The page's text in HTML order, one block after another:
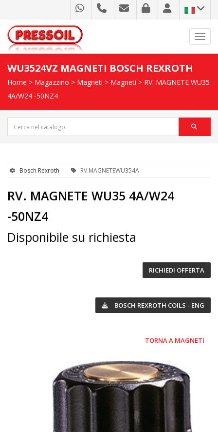
WU3524VZ MAGNETI BOSCH REXROTH
Home > Magazzino > Magneti > Magneti > RV. MAGNETE WU35
4A/W24 -50NZ4
Bosch Rexroth RV.MAGNETEWU354A
RV. MAGNETE WU35 4A/W24
-50NZ4
Disponibile su richiesta
RICHIEDI OFFERTA
BOSCH REXROTH COILS - ENG
TORNA A MAGNETI